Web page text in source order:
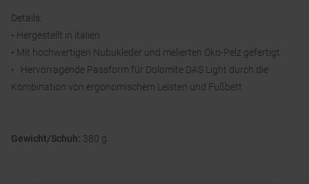
Details:
• Hergestellt in italien
• Mit hochwertigen Nubukleder und melierten Öko-Pelz gefertigt
• Hervorragende Passform für Dolomite DAS Light durch die
Kombination von ergonomischem Leisten und Fußbett
Gewicht/Schuh: 380 g